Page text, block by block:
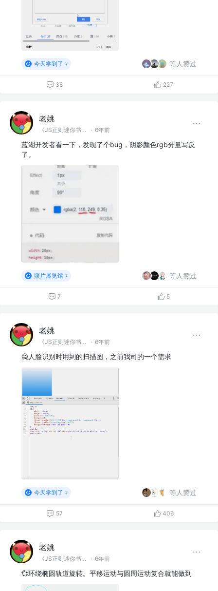
今天学到了 等人赞过
38 227
老姚
《JS正则迷你书》作者 · 6年前
蓝湖开发者看一下，发现了个bug，阴影颜色rgb分量写反
了。
照片展览馆 等人赞过
7 5
老姚
《JS正则迷你书》作者 · 6年前
🙅人脸识别时用到的扫描图，之前我司的一个需求
今天学到了 等人赞过
57 406
老姚
《JS正则迷你书》作者 · 6年前
💞环绕椭圆轨道旋转。平移运动与圆周运动复合就能做到